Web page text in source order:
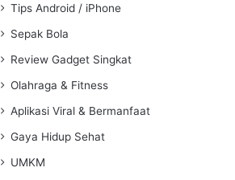
Tips Android / iPhone
Sepak Bola
Review Gadget Singkat
Olahraga & Fitness
Aplikasi Viral & Bermanfaat
Gaya Hidup Sehat
UMKM